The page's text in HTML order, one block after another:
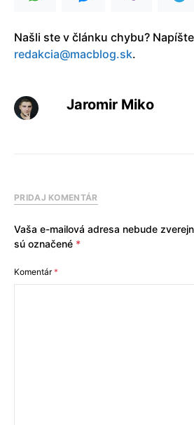
Našli ste v článku chybu?
redakcia@macblog.sk.
Jaromir Miko
PRIDAJ KOMENTÁR
Vaša e-mailová adresa nebude
sú označené *
Komentár*